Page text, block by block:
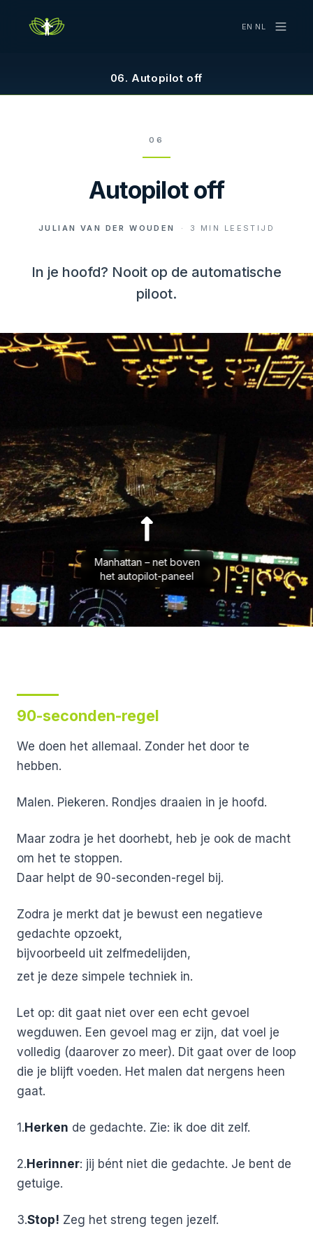
EN ·NL
06. Autopilot off
06
Autopilot off
JULIAN VAN DER WOUDEN · 3 MIN LEESTIJD
In je hoofd? Nooit op de automatische
piloot.
Manhattan – net boven
het autopilot-paneel
90-seconden-regel
We doen het allemaal. Zonder het door te
hebben.
Malen. Piekeren. Rondjes draaien in je hoofd.
Maar zodra je het doorhebt, heb je ook de macht
om het te stoppen.
Daar helpt de 90-seconden-regel bij.
Zodra je merkt dat je bewust een negatieve
gedachte opzoekt,
bijvoorbeeld uit zelfmedelijden,
zet je deze simpele techniek in.
Let op: dit gaat niet over een echt gevoel
wegduwen. Een gevoel mag er zijn, dat voel je
volledig (daarover zo meer). Dit gaat over de loop
die je blijft voeden. Het malen dat nergens heen
gaat.
1. Herken de gedachte. Zie: ik doe dit zelf.
2. Herinner: jij bént niet die gedachte. Je bent de
getuige.
3.Stop! Zeg het streng tegen jezelf.